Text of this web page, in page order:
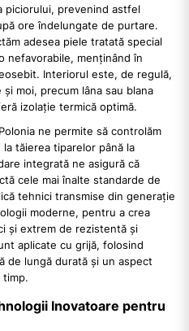
piciorului, prevenind astfel
ore îndelungate de purtare.
adesea piele tratată special
nefavorabile, menținând în
Interiorul este, de regulă,
moi, precum lâna sau blana
izolație termică optimă.
ne permite să controlăm
tăierea tiparelor până la
integrată ne asigură că
cele mai înalte standarde de
tehnici transmise din generație
moderne, pentru a crea
și extrem de rezistentă și
aplicate cu grijă, folosind
de lungă durată și un aspect
timp.
Inovatoare pentru